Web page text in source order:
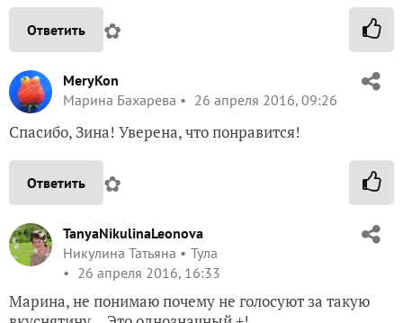
Ответить ✿
MeryKon
Марина Бахарева
26 апреля 2016, 09:26
Спасибо, Зина! Уверена, что понравится!
Ответить ✿
TanyaNikulinaLeonova
Никулина Татьяна
Тула
26 апреля 2016, 16:33
Марина, не понимаю почему не голосуют за такую